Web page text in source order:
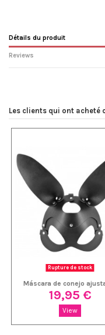
Détails du produit
Reviews
Les clients qui ont acheté
Rupture de stock
Máscara de conejo
19,95 €
View